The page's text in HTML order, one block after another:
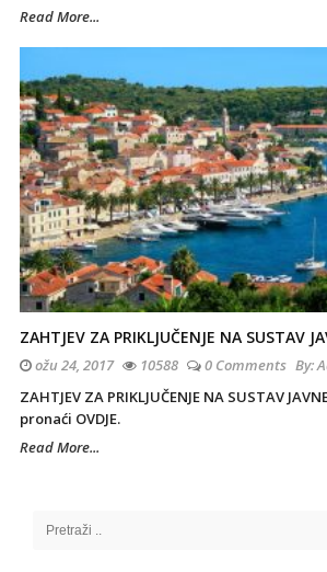
Read More...
ZAHTJEV ZA PRIKLJUČENJE NA SUSTAV
ožu 24, 2017 10588 0 Comments By:
ZAHTJEV ZA PRIKLJUČENJE NA SUSTAV
pronaći OVDJE.
Read More...
Search